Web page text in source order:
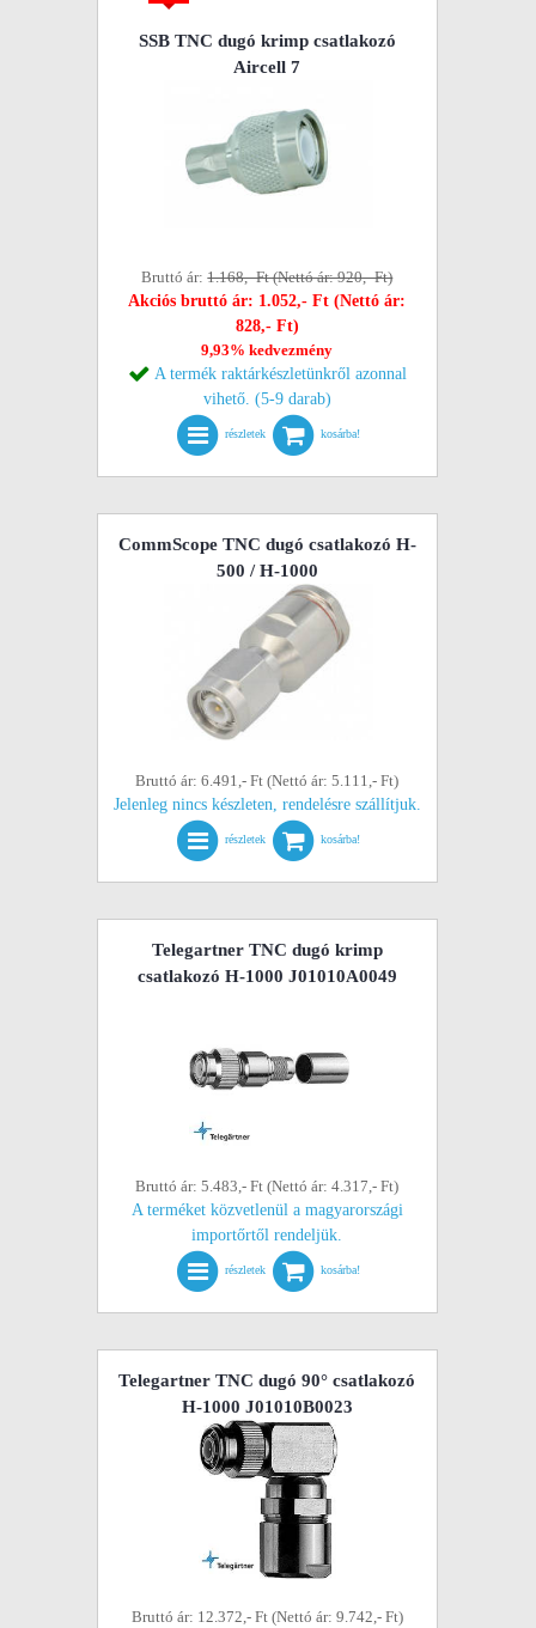
SSB TNC dugó krimp csatlakozó
Aircell 7
Bruttó ár:1.168,- Ft (Nettó ár: 920,- Ft)
Akciós bruttó ár: 1.052,- Ft (Nettó ár:
828,- Ft)
9,93% kedvezmény
A termék raktárkészletünkről azonnal
vihető. (5-9 darab)
részletek kosárba!
CommScope TNC dugó csatlakozó H-
500 / H-1000
Bruttó ár: 6.491,- Ft (Nettó ár: 5.111,- Ft)
Jelenleg nincs készleten, rendelésre szállítjuk.
részletek kosárba!
Telegartner TNC dugó krimp
csatlakozó H-1000 J01010A0049
Bruttó ár: 5.483,- Ft (Nettó ár: 4.317,- Ft)
A terméket közvetlenül a magyarországi
importőrtől rendeljük.
részletek kosárba!
Telegartner TNC dugó 90° csatlakozó
H-1000 J01010B0023
Bruttó ár: 12.372,- Ft (Nettó ár: 9.742,- Ft)